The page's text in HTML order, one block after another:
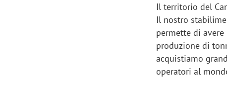
Il territorio del
Il nostro
permette di
produzione di
acquistiamo
operatori al